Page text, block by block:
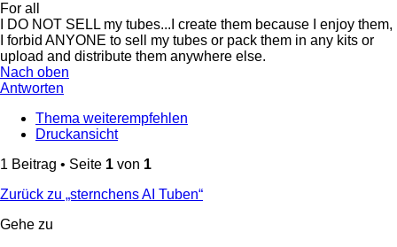
For all
I DO NOT SELL my tubes...I create them because I enjoy them,
I forbid ANYONE to sell my tubes or pack them in any kits or
upload and distribute them anywhere else.
Nach oben
Antworten
Thema weiterempfehlen
Druckansicht
1 Beitrag • Seite 1 von 1
Zurück zu „sternchens AI Tuben“
Gehe zu